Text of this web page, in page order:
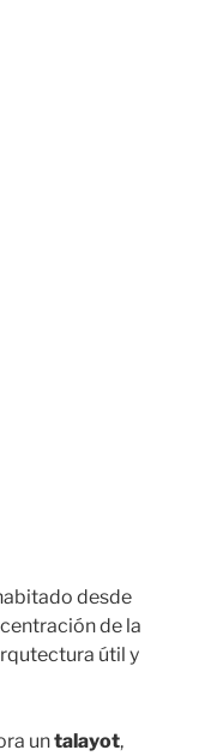
desde
de la
útil y
untalayot,